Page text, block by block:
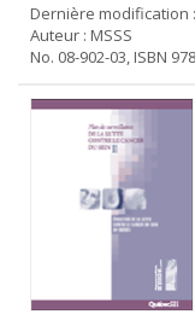
Dernière modification
Auteur : MSSS
No. 08-902-03, ISBN